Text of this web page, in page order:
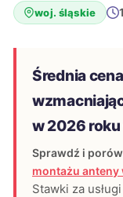
woj. śląskie
Średnia
w 2026
Sprawdź i
montażu anteny
Stawki za